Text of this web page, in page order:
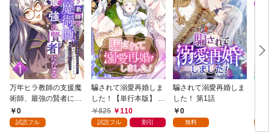
万年ヒラ教師の支援魔
術師、最強の賢者にな
る～不人気の支援魔術
師は給料泥棒だと魔術
0
試読フル
騙されて溺愛再婚しま
した！【単行本版】 1
巻825 110
試読フル 割引
騙されて溺愛再婚しま
した！ 第1話
0
無料